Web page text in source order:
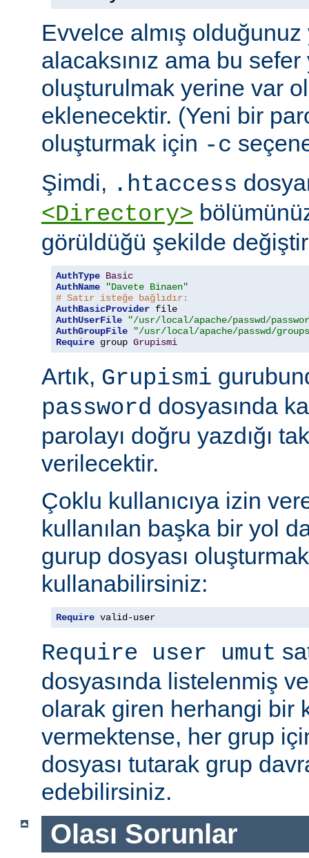
Evvelce almış olduğunuz
alacaksınız ama bu
oluşturulmak yerine var
eklenecektir. (Yeni bir
oluşturmak için -c
Şimdi, .htaccess
<Directory>
görüldüğü şekilde
AuthType Basic
AuthName
"Davete Binaen"
# Satır isteğe bağlıdır:
AuthBasicProvider
AuthUserFile
"/usr/local/apache/passwd/
AuthGroupFile
"/usr/local/apache/passwd/
Require group Grupismi
Artık, Grupismi
password dosyasında
parolayı doğru yazdığı
verilecektir.
Çoklu kullanıcıya izin
kullanılan başka bir yol
gurup dosyası
kullanabilirsiniz:
Require valid-user
Require user umut
dosyasında listelenmiş
olarak giren herhangi bir
vermektense, her grup
dosyası tutarak grup
edebilirsiniz.
Olası Sorunlar